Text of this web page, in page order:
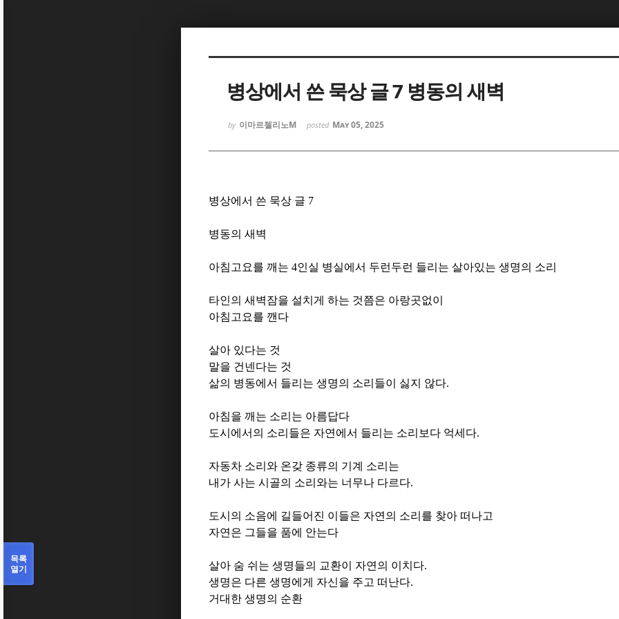
병상에서 쓴 묵상 글 7 병동의 새벽
by 이마르첼리노M posted May 05, 2025
병상에서 쓴 묵상 글 7
병동의 새벽
아침고요를 깨는 4인실 병실에서 두런두런 들리는 살아있는 생명의 소리
타인의 새벽잠을 설치게 하는 것쯤은 아랑곳없이
아침고요를 깬다
살아 있다는 것
말을 건넨다는 것
삶의 병동에서 들리는 생명의 소리들이 싫지 않다.
아침을 깨는 소리는 아름답다
도시에서의 소리들은 자연에서 들리는 소리보다 억세다.
자동차 소리와 온갖 종류의 기계 소리는
내가 사는 시골의 소리와는 너무나 다르다.
도시의 소음에 길들어진 이들은 자연의 소리를 찾아 떠나고
자연은 그들을 품에 안는다
살아 숨 쉬는 생명들의 교환이 자연의 이치다.
생명은 다른 생명에게 자신을 주고 떠난다.
거대한 생명의 순환
목록
열기
Sketchbook5, 스케치북5
Sketchbook5, 스케치북5